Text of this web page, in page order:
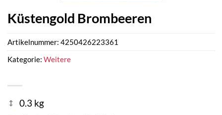
Küstengold Brombeeren
0.3 kg
Artikelnummer: 4250426223361
Kategorie: Weitere